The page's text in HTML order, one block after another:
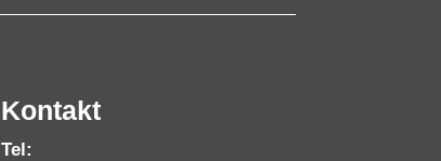
Kontakt
Tel: